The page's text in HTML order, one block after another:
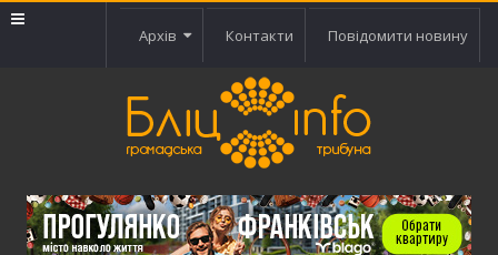
Архів Контакти Повідомити новину